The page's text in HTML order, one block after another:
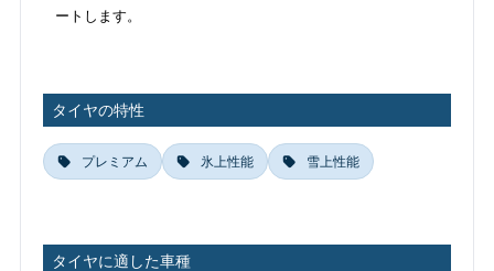
ートします。
タイヤの特性
プレミアム 氷上性能 雪上性能
タイヤに適した車種